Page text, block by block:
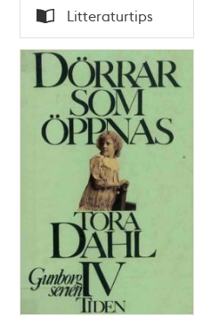
Tid
Typ
Litteraturtips